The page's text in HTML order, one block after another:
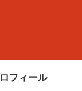
フィール